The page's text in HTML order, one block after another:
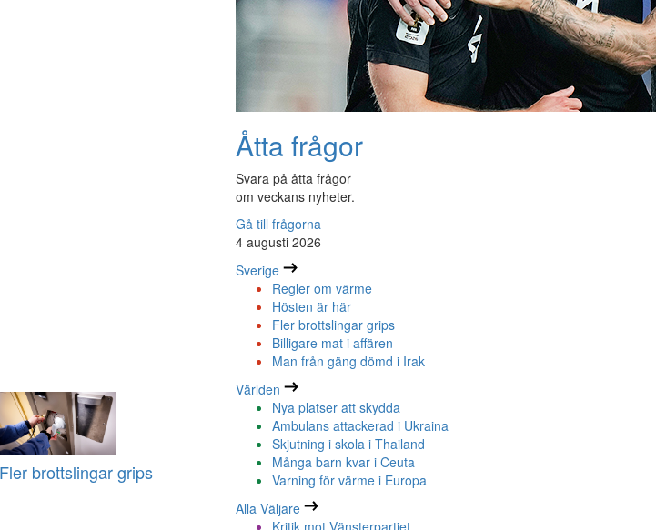
Fler brottslingar grips
Åtta frågor
Svara på åtta frågor
om veckans nyheter.
Gå till frågorna
4 augusti 2026
Sverige
Regler om värme
Hösten är här
Fler brottslingar grips
Billigare mat i affären
Man från gäng dömd i Irak
Världen
Nya platser att skydda
Ambulans attackerad i Ukraina
Skjutning i skola i Thailand
Många barn kvar i Ceuta
Varning för värme i Europa
Alla Väljare